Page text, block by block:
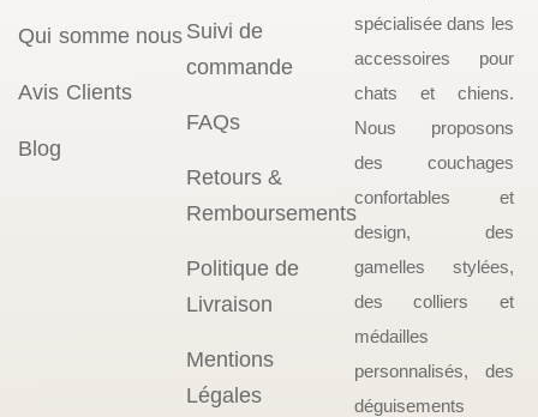
Qui somme nous
Avis Clients
Blog
Suivi de
commande
FAQs
Retours &
Remboursements
Politique de
Livraison
Mentions
Légales
spécialisée dans les
accessoires pour
chats et chiens.
Nous proposons
des couchages
confortables et
design, des
gamelles stylées,
des colliers et
médailles
personnalisés, des
déguisements